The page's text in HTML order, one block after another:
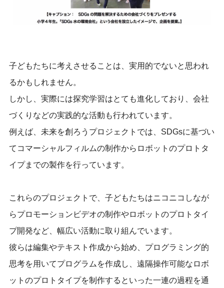
子どもたちに考えさせることは、実用的でないと思われ
るかもしれません。
しかし、実際には探究学習はとても進化しており、会社
づくりなどの実践的な活動も行われています。
例えば、未来を創ろうプロジェクトでは、SDGsに基づい
てコマーシャルフィルムの制作からロボットのプロトタ
イプまでの製作を行っています。
これらのプロジェクトで、子どもたちはニコニコしなが
らプロモーションビデオの制作やロボットのプロトタイ
プ開発など、幅広い活動に取り組んでいます。
彼らは編集やテキスト作成から始め、プログラミング的
思考を用いてプログラムを作成し、遠隔操作可能なロボ
ットのプロトタイプを制作するといった一連の過程を通